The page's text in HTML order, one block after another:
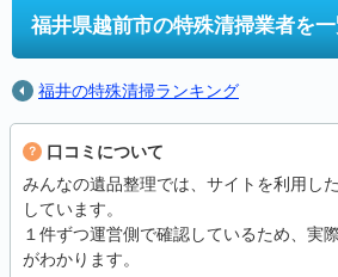
福井県越前市の特殊清掃業者を
福井の特殊清掃ランキング
口コミについて
みんなの遺品整理では、サイトを利用し
しています。
１件ずつ運営側で確認しているため、実
がわかります。